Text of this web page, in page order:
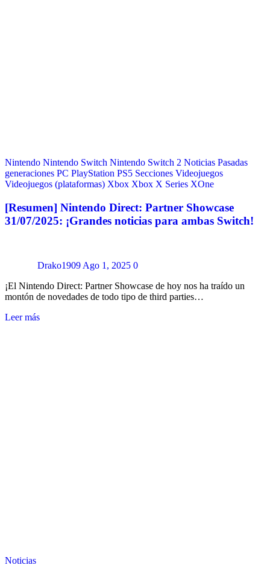
Nintendo Nintendo Switch Nintendo Switch 2 Noticias Pasadas
generaciones PC PlayStation PS5 Secciones Videojuegos
Videojuegos (plataformas) Xbox Xbox X Series XOne
[Resumen] Nintendo Direct: Partner Showcase
31/07/2025: ¡Grandes noticias para ambas Switch!
Drako1909Ago 1, 2025 0
¡El Nintendo Direct: Partner Showcase de hoy nos ha traído un
montón de novedades de todo tipo de third parties…
Leer más
Noticias